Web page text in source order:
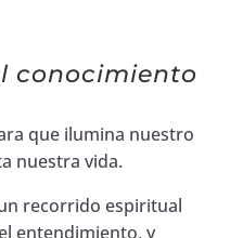
Bíblico
6
7
conocimiento
que ilumina nuestro
nuestra vida.
recorrido espiritual
entendimiento, y